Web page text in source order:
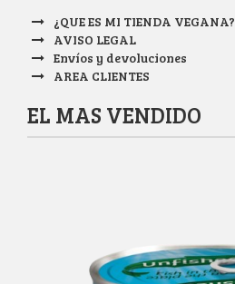
¿QUE ES MI TIENDA VEGANA?
AVISO LEGAL
Envíos y devoluciones
AREA CLIENTES
EL MAS VENDIDO